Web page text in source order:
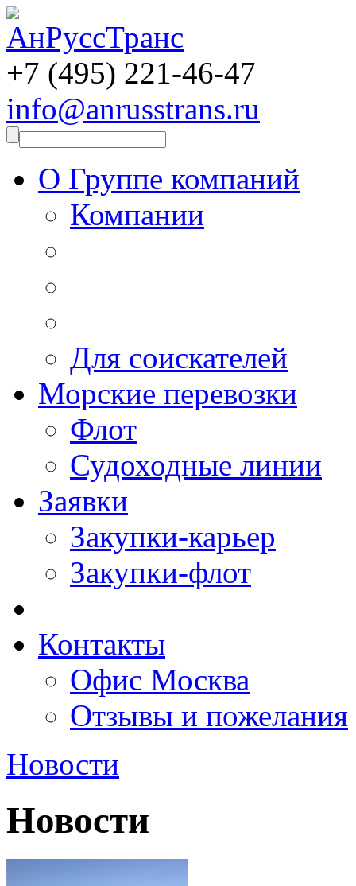
+7 (495) 221-46-47
info@anrusstrans.ru
О Группе компаний
Компании
Для соискателей
Морские перевозки
Флот
Судоходные линии
Заявки
Закупки-карьер
Закупки-флот
Контакты
Офис Москва
Отзывы и пожелания
Новости
Новости